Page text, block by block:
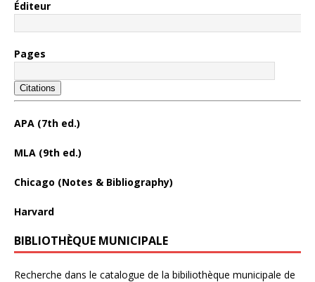
Éditeur
Pages
Citations
APA (7th ed.)
MLA (9th ed.)
Chicago (Notes & Bibliography)
Harvard
BIBLIOTHÈQUE MUNICIPALE
Recherche dans le catalogue de la bibiliothèque municipale de